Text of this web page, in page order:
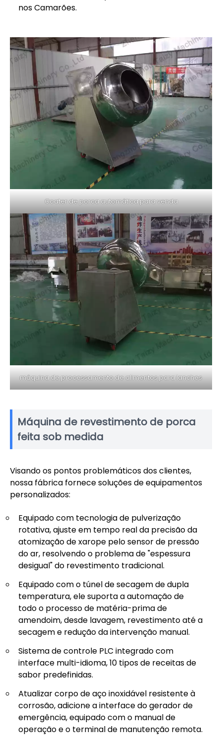
nos Camarões.
Coater de porca automática para venda
máquina de processamento de alimentos para lanches
Máquina de revestimento de porca
feita sob medida
Visando os pontos problemáticos dos clientes,
nossa fábrica fornece soluções de equipamentos
personalizados:
Equipado com tecnologia de pulverização
rotativa, ajuste em tempo real da precisão da
atomização de xarope pelo sensor de pressão
do ar, resolvendo o problema de "espessura
desigual" do revestimento tradicional.
Equipado com o túnel de secagem de dupla
temperatura, ele suporta a automação de
todo o processo de matéria-prima de
amendoim, desde lavagem, revestimento até a
secagem e redução da intervenção manual.
Sistema de controle PLC integrado com
interface multi-idioma, 10 tipos de receitas de
sabor predefinidas.
Atualizar corpo de aço inoxidável resistente à
corrosão, adicione a interface do gerador de
emergência, equipado com o manual de
operação e o terminal de manutenção remota.